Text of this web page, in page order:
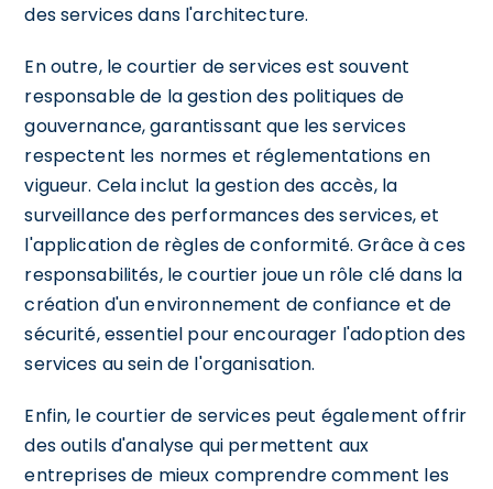
des services dans l'architecture.
En outre, le courtier de services est souvent
responsable de la gestion des politiques de
gouvernance, garantissant que les services
respectent les normes et réglementations en
vigueur. Cela inclut la gestion des accès, la
surveillance des performances des services, et
l'application de règles de conformité. Grâce à ces
responsabilités, le courtier joue un rôle clé dans la
création d'un environnement de confiance et de
sécurité, essentiel pour encourager l'adoption des
services au sein de l'organisation.
Enfin, le courtier de services peut également offrir
des outils d'analyse qui permettent aux
entreprises de mieux comprendre comment les